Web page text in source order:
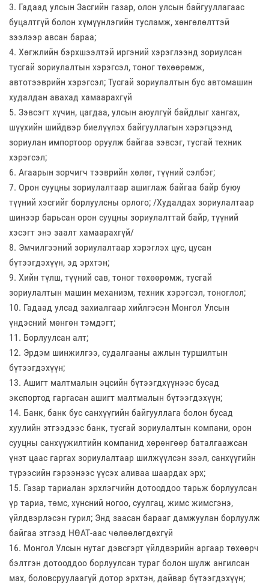
3. Гадаад улсын Засгийн газар, олон улсын байгууллагаас
буцалтгүй болон хүмүүнлэгийн тусламж, хөнгөлөлттэй
зээлээр авсан бараа;
4. Хөгжлийн бэрхшээлтэй иргэний хэрэглээнд зориулсан
тусгай зориулалтын хэрэгсэл, тоног төхөөрөмж,
автотээврийн хэрэгсэл; Тусгай зориулалтын бус автомашин
худалдан авахад хамаарахгүй
5. Зэвсэгт хүчин, цагдаа, улсын аюулгүй байдлыг хангах,
шүүхийн шийдвэр биелүүлэх байгууллагын хэрэгцээнд
зориулан импортоор оруулж байгаа зэвсэг, тусгай техник
хэрэгсэл;
6. Агаарын зорчигч тээврийн хөлөг, түүний сэлбэг;
7. Орон сууцны зориулалтаар ашиглаж байгаа байр буюу
түүний хэсгийг борлуулсны орлого; /Худалдах зориулалтаар
шинээр барьсан орон сууцны зориулалттай байр, түүний
хэсэгт энэ заалт хамаарахгүй/
8. Эмчилгээний зориулалтаар хэрэглэх цус, цусан
бүтээгдэхүүн, эд эрхтэн;
9. Хийн түлш, түүний сав, тоног төхөөрөмж, тусгай
зориулалтын машин механизм, техник хэрэгсэл, тоноглол;
10. Гадаад улсад захиалгаар хийлгэсэн Монгол Улсын
үндэсний мөнгөн тэмдэгт;
11. Борлуулсан алт;
12. Эрдэм шинжилгээ, судалгааны ажлын туршилтын
бүтээгдэхүүн;
13. Ашигт малтмалын эцсийн бүтээгдхүүнээс бусад
экспортод гаргасан ашигт малтмалын бүтээгдэхүүн;
14. Банк, банк бус санхүүгийн байгууллага болон бусад
хуулийн этгээдээс банк, тусгай зориулалтын компани, орон
сууцны санхүүжилтийн компанид хөрөнгөөр баталгаажсан
үнэт цаас гаргах зориулалтаар шилжүүлсэн зээл, санхүүгийн
түрээсийн гэрээнээс үүсэх аливаа шаардах эрх;
15. Газар тариалан эрхлэгчийн дотооддоо тарьж борлуулсан
үр тариа, төмс, хүнсний ногоо, суулгац, жимс жимсгэнэ,
үйлдвэрлэсэн гурил; Энд заасан барааг дамжуулан борлуулж
байгаа этгээд НӨАТ-аас чөлөөлөгдөхгүй
16. Монгол Улсын нутаг дэвсгэрт үйлдвэрийн аргаар төхөөрч
бэлтгэн дотооддоо борлуулсан тураг болон шулж ангилсан
мах, боловсруулаагүй дотор эрхтэн, дайвар бүтээгдэхүүн;